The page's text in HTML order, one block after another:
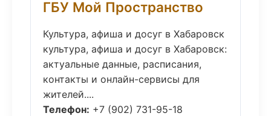
ГБУ Мой Пространство
Культура, афиша и досуг в Хабаровск
культура, афиша и досуг в Хабаровск:
актуальные данные, расписания,
контакты и онлайн-сервисы для
жителей....
Телефон: +7 (902) 731-95-18